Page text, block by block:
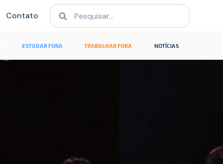
Contato
ESTUDAR FORA TRABALHAR FORA NOTÍCIAS